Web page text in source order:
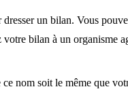
un bilan. Vous
bilan à un organisme
nom soit le même que